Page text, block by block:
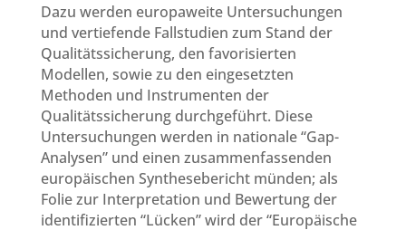
Dazu werden europaweite Untersuchungen
und vertiefende Fallstudien zum Stand der
Qualitätssicherung, den favorisierten
Modellen, sowie zu den eingesetzten
Methoden und Instrumenten der
Qualitätssicherung durchgeführt. Diese
Untersuchungen werden in nationale “Gap-
Analysen” und einen zusammenfassenden
europäischen Synthesebericht münden; als
Folie zur Interpretation und Bewertung der
identifizierten “Lücken” wird der “Europäische